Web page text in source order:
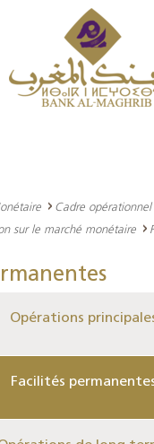
Cadre opérationnel
sur le marché monétaire
Opérations
Facilités